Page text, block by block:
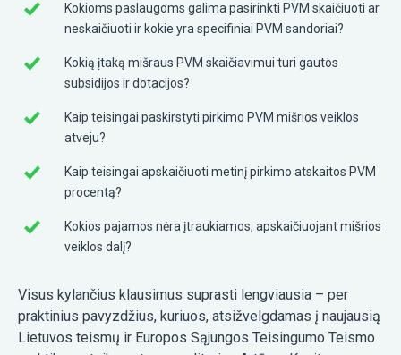
Kokioms paslaugoms galima pasirinkti PVM skaičiuoti ar
neskaičiuoti ir kokie yra specifiniai PVM sandoriai?
Kokią įtaką mišraus PVM skaičiavimui turi gautos
subsidijos ir dotacijos?
Kaip teisingai paskirstyti pirkimo PVM mišrios veiklos
atveju?
Kaip teisingai apskaičiuoti metinį pirkimo atskaitos PVM
procentą?
Kokios pajamos nėra įtraukiamos, apskaičiuojant mišrios
veiklos dalį?
Visus kylančius klausimus suprasti lengviausia – per
praktinius pavyzdžius, kuriuos, atsižvelgdamas į naujausią
Lietuvos teismų ir Europos Sąjungos Teisingumo Teismo